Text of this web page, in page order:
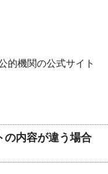
的機関の公式サイト
の内容が違う場合